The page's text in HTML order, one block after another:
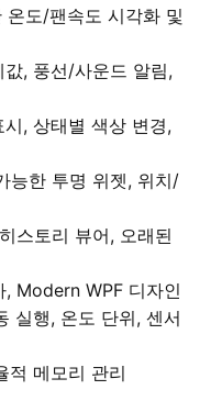
도/팬속도 시각화 및
, 풍선/사운드 알림,
, 상태별 색상 변경,
능한 투명 위젯, 위치/
스토리 뷰어, 오래된
Modern WPF 디자인
실행, 온도 단위, 센서
적 메모리 관리